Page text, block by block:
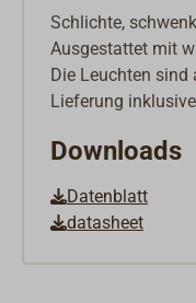
Schlichte,
Ausgestattet mit
Die Leuchten
Lieferung
Downloads
Datenblatt
datasheet